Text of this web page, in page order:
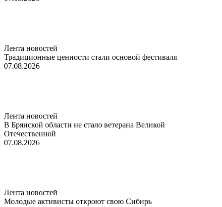
Лента новостей
Традиционные ценности стали основой фестиваля
07.08.2026
Лента новостей
В Брянской области не стало ветерана Великой
Отечественной
07.08.2026
Лента новостей
Молодые активисты откроют свою Сибирь